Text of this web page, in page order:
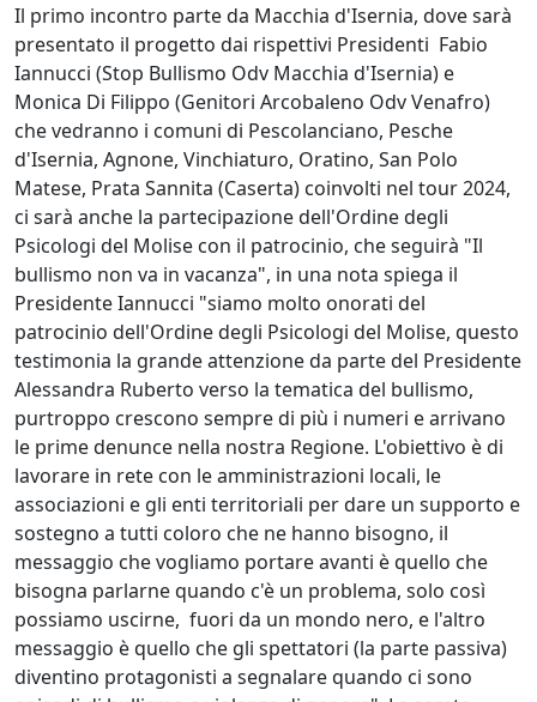
Il primo incontro parte da Macchia d'Isernia, dove sarà
presentato il progetto dai rispettivi Presidenti Fabio
Iannucci (Stop Bullismo Odv Macchia d'Isernia) e
Monica Di Filippo (Genitori Arcobaleno Odv Venafro)
che vedranno i comuni di Pescolanciano, Pesche
d'Isernia, Agnone, Vinchiaturo, Oratino, San Polo
Matese, Prata Sannita (Caserta) coinvolti nel tour 2024,
ci sarà anche la partecipazione dell'Ordine degli
Psicologi del Molise con il patrocinio, che seguirà "Il
bullismo non va in vacanza", in una nota spiega il
Presidente Iannucci "siamo molto onorati del
patrocinio dell'Ordine degli Psicologi del Molise, questo
testimonia la grande attenzione da parte del Presidente
Alessandra Ruberto verso la tematica del bullismo,
purtroppo crescono sempre di più i numeri e arrivano
le prime denunce nella nostra Regione. L'obiettivo è di
lavorare in rete con le amministrazioni locali, le
associazioni e gli enti territoriali per dare un supporto e
sostegno a tutti coloro che ne hanno bisogno, il
messaggio che vogliamo portare avanti è quello che
bisogna parlarne quando c'è un problema, solo così
possiamo uscirne, fuori da un mondo nero, e l'altro
messaggio è quello che gli spettatori (la parte passiva)
diventino protagonisti a segnalare quando ci sono